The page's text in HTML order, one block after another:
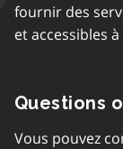
fournir des
et accessibles
Questions
Vous pouvez